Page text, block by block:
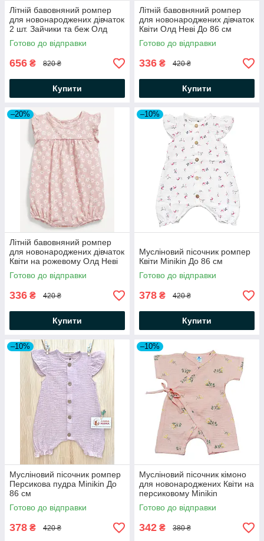
Літній бавовняний ромпер
для новонароджених дівчаток
2 шт. Зайчики та беж Олд
Неві
Готово до відправки
656 ₴ 820 ₴
Купити
Літній бавовняний ромпер
для новонароджених дівчаток
Квіти Олд Неві До 86 см
Готово до відправки
336 ₴ 420 ₴
Купити
–20%
Літній бавовняний ромпер
для новонароджених дівчаток
Квіти на рожевому Олд Неві
До 80 см
Готово до відправки
336 ₴ 420 ₴
Купити
–10%
Мусліновий пісочник ромпер
Квіти Minikin До 86 см
Готово до відправки
378 ₴ 420 ₴
Купити
–10%
Мусліновий пісочник ромпер
Персикова пудра Minikin До
86 см
Готово до відправки
378 ₴ 420 ₴
–10%
Мусліновий пісочник кімоно
для новонароджених Квіти на
персиковому Minikin
Готово до відправки
342 ₴ 380 ₴